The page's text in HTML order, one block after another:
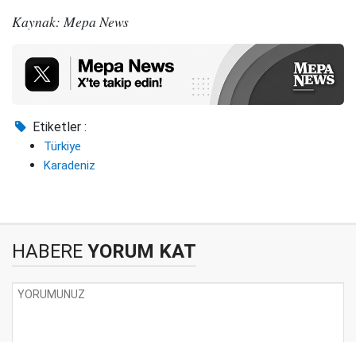
Kaynak: Mepa News
Etiketler :
Türkiye
Karadeniz
HABERE YORUM KAT